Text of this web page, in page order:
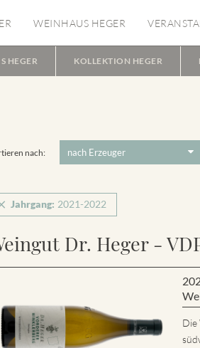
WEINHAUS HEGER
HEGER KOLLEKTION HEGER
nach:
Jahrgang: 2021-2022
Dr. Heger -
Die